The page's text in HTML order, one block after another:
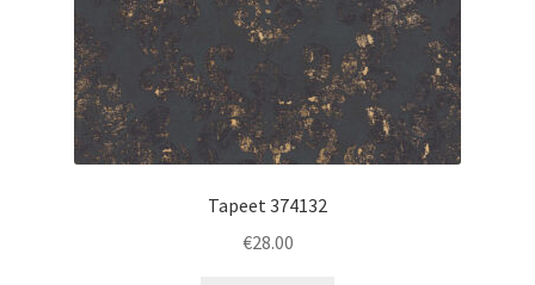
Tapeet 374132
€28.00